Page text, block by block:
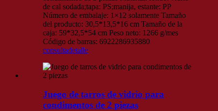
de cal sodada;tapa: PS;manija, estante: PP
Número de embalaje: 1×12 solamente Tamaño
del producto: 30,5*13,5*16 cm Tamaño de la
caja: 59*32,5*54 cm Peso neto: 1266 g/mes
Código de barras: 6922286935880
consultadetalle
Juego de tarros de vidrio para
condimentos de 2 piezas